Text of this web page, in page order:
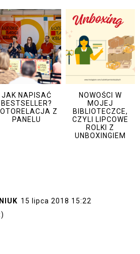
JAK NAPISAĆ
BESTSELLER?
Z
PANELU
NOWOŚCI W
MOJEJ
BIBLIOTECZCE,
CZYLI LIPCOWE
ROLKI Z
UNBOXINGIEM
15 lipca 2018 15:22